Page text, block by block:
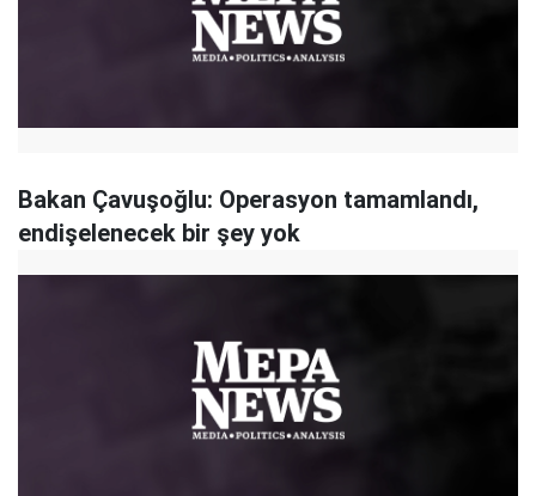
Bakan Çavuşoğlu: Operasyon tamamlandı,
endişelenecek bir şey yok